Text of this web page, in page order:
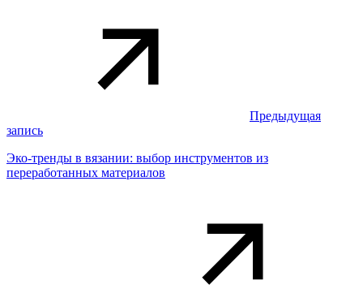
Предыдущая
запись
Эко-тренды в вязании: выбор инструментов из
переработанных материалов